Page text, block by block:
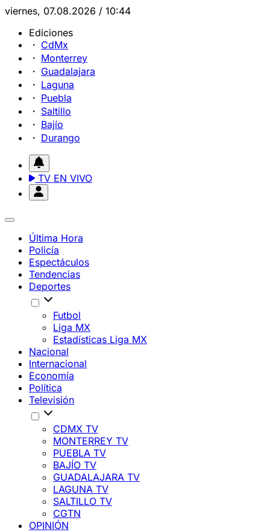
viernes, 07.08.2026 / 10:44
Ediciones
CdMx
Monterrey
Guadalajara
Laguna
Puebla
Saltillo
Bajío
Durango
TV EN VIVO
Última Hora
Policía
Espectáculos
Tendencias
Deportes
Futbol
Liga MX
Estadísticas Liga MX
Nacional
Internacional
Economía
Política
Televisión
CDMX TV
MONTERREY TV
PUEBLA TV
BAJÍO TV
GUADALAJARA TV
LAGUNA TV
SALTILLO TV
CGTN
OPINIÓN